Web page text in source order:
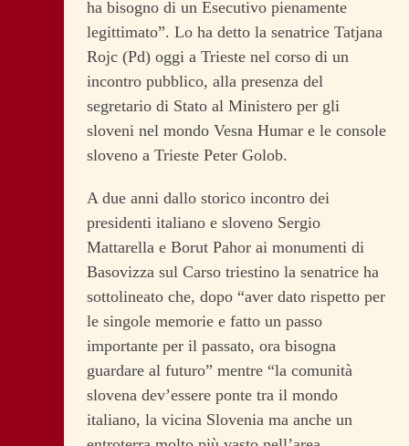
ha bisogno di un Esecutivo pienamente
legittimato”. Lo ha detto la senatrice Tatjana
Rojc (Pd) oggi a Trieste nel corso di un
incontro pubblico, alla presenza del
segretario di Stato al Ministero per gli
sloveni nel mondo Vesna Humar e le console
sloveno a Trieste Peter Golob.
A due anni dallo storico incontro dei
presidenti italiano e sloveno Sergio
Mattarella e Borut Pahor ai monumenti di
Basovizza sul Carso triestino la senatrice ha
sottolineato che, dopo “aver dato rispetto per
le singole memorie e fatto un passo
importante per il passato, ora bisogna
guardare al futuro” mentre “la comunità
slovena dev’essere ponte tra il mondo
italiano, la vicina Slovenia ma anche un